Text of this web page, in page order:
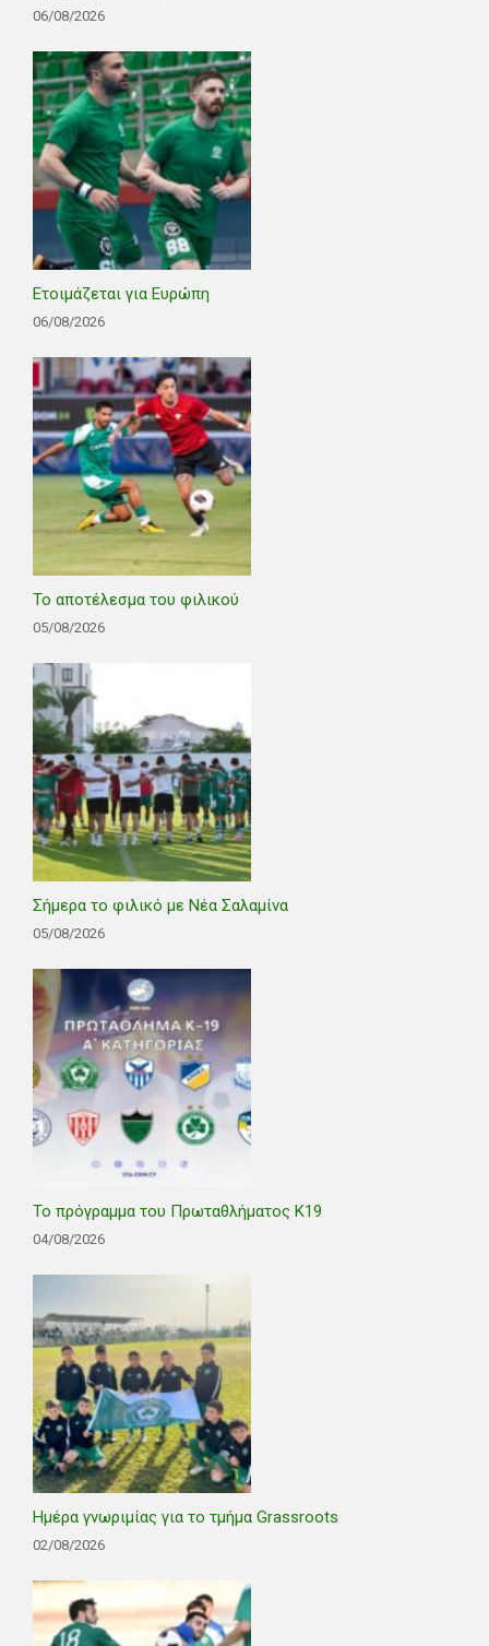
06/08/2026
Ετοιμάζεται για Ευρώπη
06/08/2026
Το αποτέλεσμα του φιλικού
05/08/2026
Σήμερα το φιλικό με Νέα Σαλαμίνα
05/08/2026
Το πρόγραμμα του Πρωταθλήματος Κ19
04/08/2026
Ημέρα γνωριμίας για το τμήμα Grassroots
02/08/2026